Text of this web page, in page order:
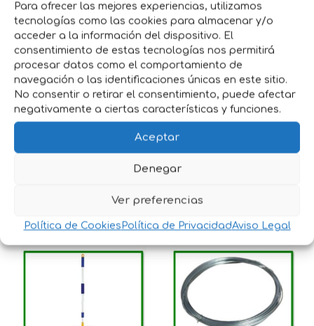
Para ofrecer las mejores experiencias, utilizamos
tecnologías como las cookies para almacenar y/o
acceder a la información del dispositivo. El
consentimiento de estas tecnologías nos permitirá
procesar datos como el comportamiento de
navegación o las identificaciones únicas en este sitio.
No consentir o retirar el consentimiento, puede afectar
negativamente a ciertas características y funciones.
Aceptar
Denegar
Ver preferencias
Política de Cookies Política de PrivacidadAviso Legal
Compatibilidad versátil, válida tanto para
rodillos de 180 mm como de menor
tamaño.
Logra acabados profesionales y eficientes
con labandeja de pintura compatible con
rodillos de 180mm.
Añádela a tu carrito y disfruta de una
Productos relacionados